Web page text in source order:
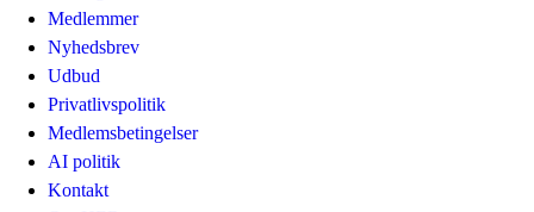
Medlemmer
Nyhedsbrev
Udbud
Privatlivspolitik
Medlemsbetingelser
AI politik
Kontakt